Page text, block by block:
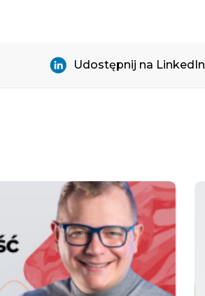
Udostępnij na LinkedIn